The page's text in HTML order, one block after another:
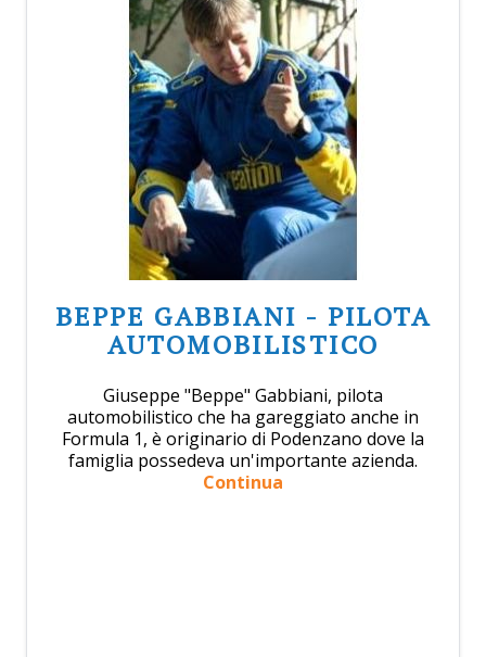
BEPPE GABBIANI - PILOTA
AUTOMOBILISTICO
Giuseppe "Beppe" Gabbiani, pilota
automobilistico che ha gareggiato anche in
Formula 1, è originario di Podenzano dove la
famiglia possedeva un'importante azienda.
Continua